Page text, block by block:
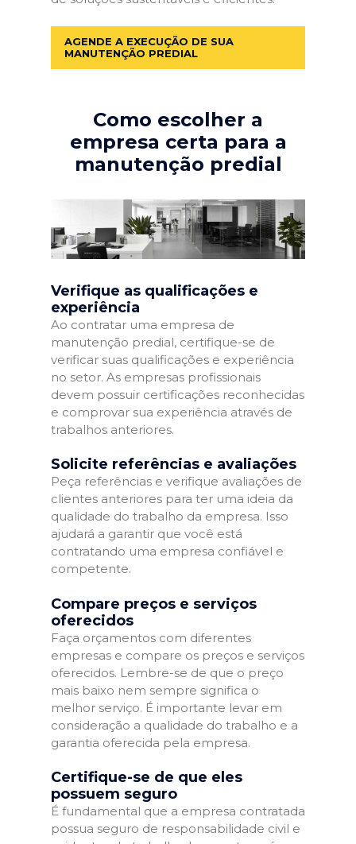
AGENDE A EXECUÇÃO DE SUA
MANUTENÇÃO PREDIAL
Como escolher a
empresa certa para a
manutenção predial
Verifique as qualificações e
experiência
Ao contratar uma empresa de
manutenção predial, certifique-se de
verificar suas qualificações e experiência
no setor. As empresas profissionais
devem possuir certificações reconhecidas
e comprovar sua experiência através de
trabalhos anteriores.
Solicite referências e avaliações
Peça referências e verifique avaliações de
clientes anteriores para ter uma ideia da
qualidade do trabalho da empresa. Isso
ajudará a garantir que você está
contratando uma empresa confiável e
competente.
Compare preços e serviços
oferecidos
Faça orçamentos com diferentes
empresas e compare os preços e serviços
oferecidos. Lembre-se de que o preço
mais baixo nem sempre significa o
melhor serviço. É importante levar em
consideração a qualidade do trabalho e a
garantia oferecida pela empresa.
Certifique-se de que eles
possuem seguro
É fundamental que a empresa contratada
possua seguro de responsabilidade civil e